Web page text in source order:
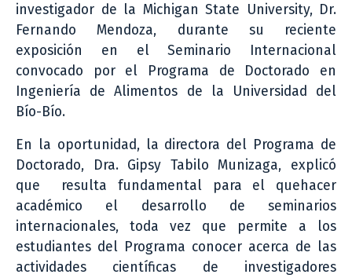
investigador de la Michigan State University, Dr.
Fernando Mendoza, durante su reciente
exposición en el Seminario Internacional
convocado por el Programa de Doctorado en
Ingeniería de Alimentos de la Universidad del
Bío-Bío.
En la oportunidad, la directora del Programa de
Doctorado, Dra. Gipsy Tabilo Munizaga, explicó
que resulta fundamental para el quehacer
académico el desarrollo de seminarios
internacionales, toda vez que permite a los
estudiantes del Programa conocer acerca de las
actividades científicas de investigadores